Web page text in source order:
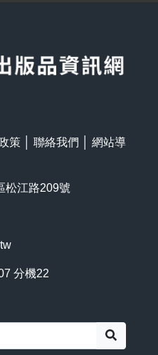
策 聯絡我們
網站導
松江路209號
分機22